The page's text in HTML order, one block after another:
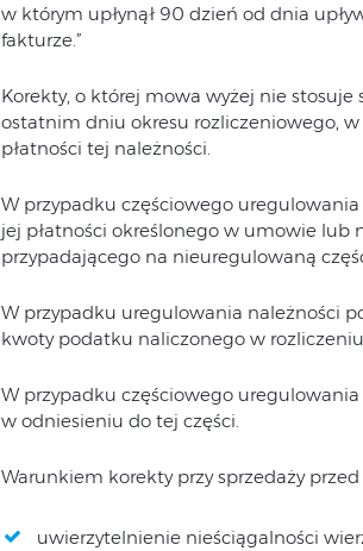
w którym upłynął 90 dzień od dnia
fakturze.”
Korekty, o której mowa wyżej nie
ostatnim dniu okresu rozliczeniowego,
płatności tej należności.
W przypadku częściowego
jej płatności określonego w umowie
przypadającego na nieuregulowaną
W przypadku uregulowania należności
kwoty podatku naliczonego w
W przypadku częściowego
w odniesieniu do tej części.
Warunkiem korekty przy sprzedaży przed
uwierzytelnienie nieściągalności